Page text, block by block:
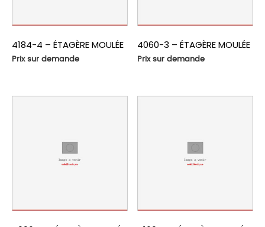
4184-4 – ÉTAGÈRE MOULÉE
Prix sur demande
4060-3 – ÉTAGÈRE MOULÉE
Prix sur demande